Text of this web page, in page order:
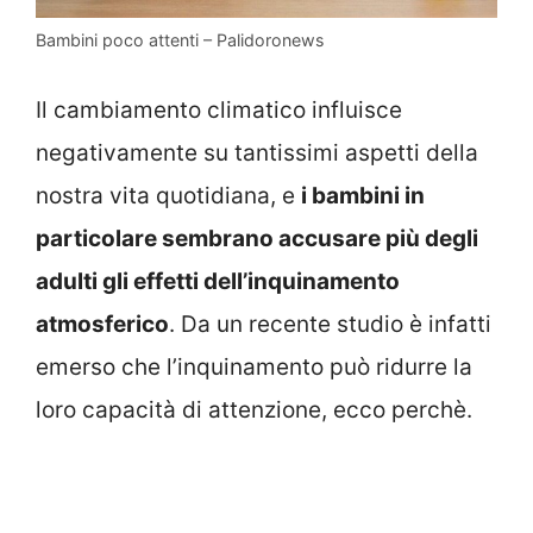
Bambini poco attenti – Palidoronews
Il cambiamento climatico influisce
negativamente su tantissimi aspetti della
nostra vita quotidiana, e i bambini in
particolare sembrano accusare più degli
adulti gli effetti dell’inquinamento
atmosferico. Da un recente studio è infatti
emerso che l’inquinamento può ridurre la
loro capacità di attenzione, ecco perchè.